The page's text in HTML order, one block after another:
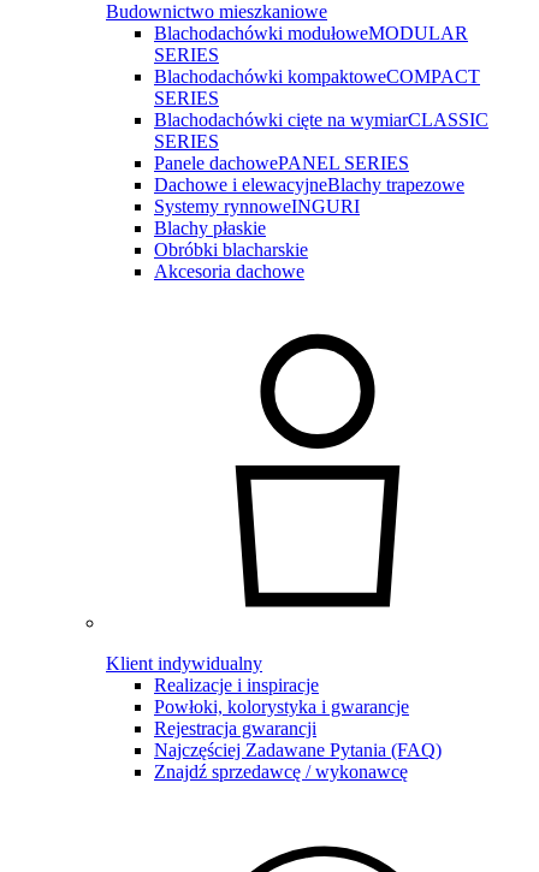
Budownictwo mieszkaniowe
Blachodachówki modułoweMODULAR
SERIES
Blachodachówki kompaktoweCOMPACT
SERIES
Blachodachówki cięte na wymiarCLASSIC
SERIES
Panele dachowePANEL SERIES
Dachowe i elewacyjneBlachy trapezowe
Systemy rynnoweINGURI
Blachy płaskie
Obróbki blacharskie
Akcesoria dachowe
Klient indywidualny
Realizacje i inspiracje
Powłoki, kolorystyka i gwarancje
Rejestracja gwarancji
Najczęściej Zadawane Pytania (FAQ)
Znajdź sprzedawcę / wykonawcę